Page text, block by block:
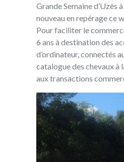
Grande Semaine d’Uzès
nouveau en repérage ce
Pour faciliter le
6 ans à destination des
d’ordinateur, connectés
catalogue des chevaux à
aux transactions